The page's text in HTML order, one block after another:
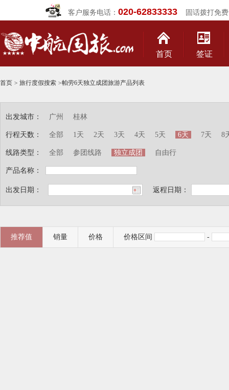
客户服务电话： 020-62833333固话拨打免费
首页 签证
首页 > 旅行度假搜索 >帕劳6天独立成团旅游产品列表
出发城市：
行程天数：
线路类型：
产品名称：
广州 桂林
全部 1天 2天 3天 4天 5天 6天 7天 8
全部 参团线路 独立成团 自由行
出发日期： 返程日期：
推荐值 销量 价格 价格区间 -